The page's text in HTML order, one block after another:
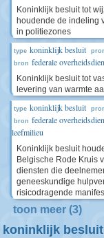
Koninklijk besluit tot
houdende de indeling
in politiezones
type koninklijk besluit
bron federale
Koninklijk besluit tot
levering van warmte
type koninklijk besluit
bron federale
leefmilieu
Koninklijk besluit
Belgische Rode Kruis
diensten die
geneeskundige
risicodragende
toon meer (3)
koninklijk